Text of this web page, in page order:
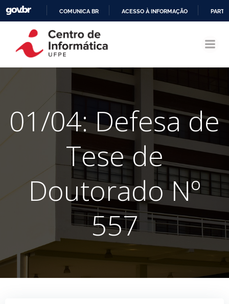
CONTEÚDO
COMUNICA BR ACESSO À INFORMAÇÃO
01/04: Defesa de
Tese de
Doutorado Nº
557